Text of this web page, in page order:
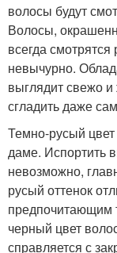
волосы будут
Волосы,
всегда
невычурно.
выглядит свежо и
сгладить даже
Темно-русый
даме. Испортить
невозможно,
русый оттенок
предпочитающим
черный цвет
справляется с